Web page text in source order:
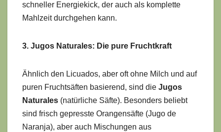
schneller Energiekick, der auch als komplette
Mahlzeit durchgehen kann.
3. Jugos Naturales: Die pure Fruchtkraft
Ähnlich den Licuados, aber oft ohne Milch und auf
puren Fruchtsäften basierend, sind die Jugos
Naturales (natürliche Säfte). Besonders beliebt
sind frisch gepresste Orangensäfte (Jugo de
Naranja), aber auch Mischungen aus